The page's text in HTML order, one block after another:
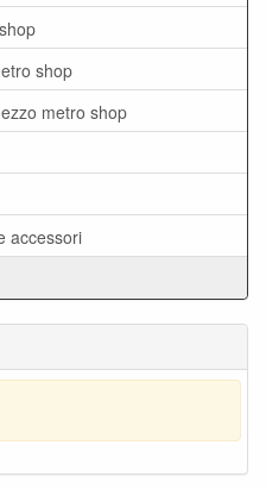
shop
metro shop
accessori